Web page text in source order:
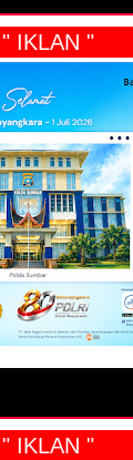
" IKLAN "
" IKLAN "